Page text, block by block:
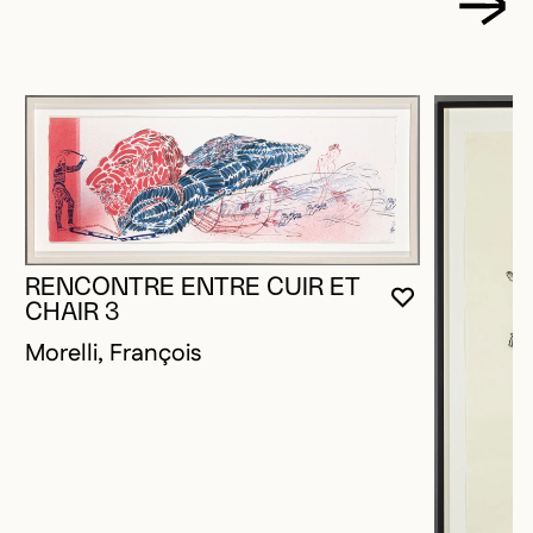
VOUS
FERMER
OUVRIR LA
RENCONTRE ENTRE CUIR ET
CHAIR 3
Morelli, François